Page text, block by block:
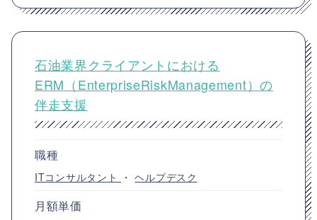
石油業界クライアントにおける
ERM（EnterpriseRiskManagement）の
伴走支援
職種
ITコンサルタント ・ヘルプデスク
月額単価